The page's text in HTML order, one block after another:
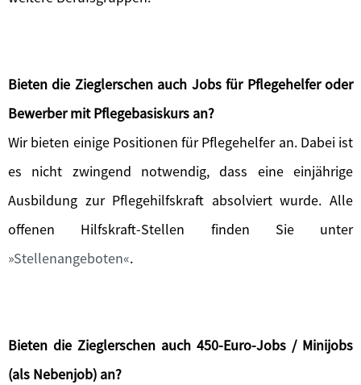
Bieten die Zieglerschen auch Jobs für Pflegehelfer oder
Bewerber mit Pflegebasiskurs an?
Wir bieten einige Positionen für Pflegehelfer an. Dabei ist
es nicht zwingend notwendig, dass eine einjährige
Ausbildung zur Pflegehilfskraft absolviert wurde. Alle
offenen Hilfskraft-Stellen finden Sie unter
Stellenangeboten .
Bieten die Zieglerschen auch 450-Euro-Jobs / Minijobs
(als Nebenjob) an?